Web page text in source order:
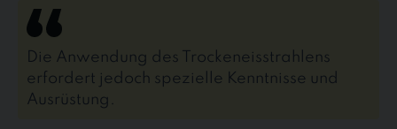
Die Anwendung des Trockeneisstrahlens
erfordert jedoch spezielle Kenntnisse und
Ausrüstung.